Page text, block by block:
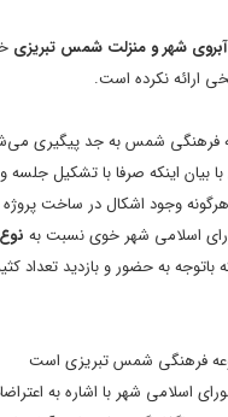
آبروی شهر و منزلت شمس تبریزی
ارائه نکرده است.
فرهنگی شمس به جد پیگیری
بیان اینکه صرفا با تشکیل
وجود اشکال در ساخت
اسلامی شهر خوی نسبت به
به حضور و بازدید تعداد
فرهنگی شمس تبریزی است
اسلامی شهر با اشاره به